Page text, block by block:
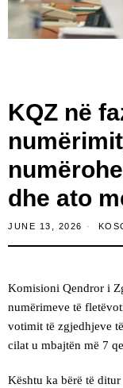
KQZ në
dhe ato
JUNE 13, 2026
Komisioni Qendror i
numërimeve të
votimit të zgjedhjeve
cilat u mbajtën më 7
Kështu ka bërë të